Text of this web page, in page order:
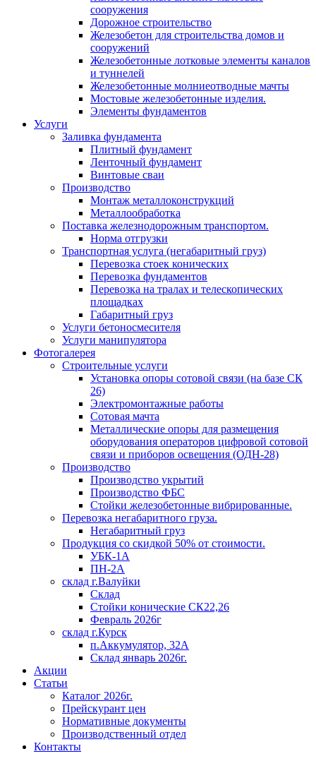
сооружения
Дорожное строительство
Железобетон для строительства домов и
сооружений
Железобетонные лотковые элементы каналов
и туннелей
Железобетонные молниеотводные мачты
Мостовые железобетонные изделия.
Элементы фундаментов
Услуги
Заливка фундамента
Плитный фундамент
Ленточный фундамент
Винтовые сваи
Производство
Монтаж металлоконструкций
Металлообработка
Поставка железнодорожным транспортом.
Норма отгрузки
Транспортная услуга (негабаритный груз)
Перевозка стоек конических
Перевозка фундаментов
Перевозка на тралах и телескопических
площадках
Габаритный груз
Услуги бетоносмесителя
Услуги манипулятора
Фотогалерея
Строительные услуги
Установка опоры сотовой связи (на базе СК
26)
Электромонтажные работы
Сотовая мачта
Металлические опоры для размещения
оборудования операторов цифровой сотовой
связи и приборов освещения (ОДН-28)
Производство
Производство укрытий
Производство ФБС
Стойки железобетонные вибрированные.
Перевозка негабаритного груза.
Негабаритный груз
Продукция со скидкой 50% от стоимости.
УБК-1А
ПН-2А
склад г.Валуйки
Склад
Стойки конические СК22,26
Февраль 2026г
склад г.Курск
п.Аккумулятор, 32А
Склад январь 2026г.
Акции
Статьи
Каталог 2026г.
Прейскурант цен
Нормативные документы
Производственный отдел
Контакты